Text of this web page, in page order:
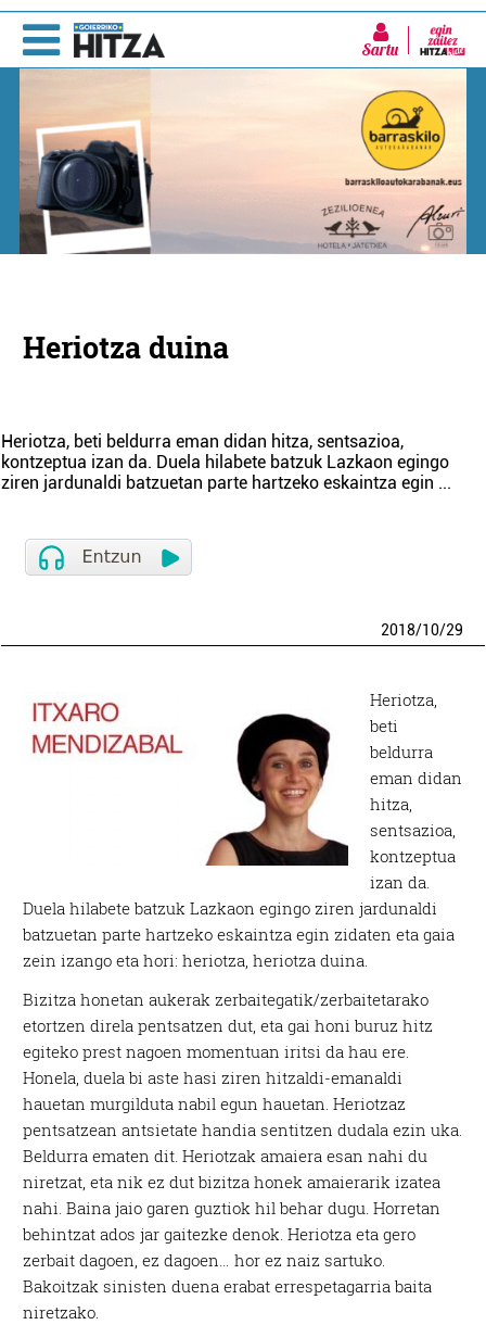
Sartu
Heriotza duina
Heriotza, beti beldurra eman didan hitza, sentsazioa,
kontzeptua izan da. Duela hilabete batzuk Lazkaon egingo
ziren jardunaldi batzuetan parte hartzeko eskaintza egin ...
2018/10/29
Heriotza,
beti
beldurra
eman didan
hitza,
sentsazioa,
kontzeptua
izan da.
Duela hilabete batzuk Lazkaon egingo ziren jardunaldi
batzuetan parte hartzeko eskaintza egin zidaten eta gaia
zein izango eta hori: heriotza, heriotza duina.
Bizitza honetan aukerak zerbaitegatik/zerbaitetarako
etortzen direla pentsatzen dut, eta gai honi buruz hitz
egiteko prest nagoen momentuan iritsi da hau ere.
Honela, duela bi aste hasi ziren hitzaldi-emanaldi
hauetan murgilduta nabil egun hauetan. Heriotzaz
pentsatzean antsietate handia sentitzen dudala ezin uka.
Beldurra ematen dit. Heriotzak amaiera esan nahi du
niretzat, eta nik ez dut bizitza honek amaierarik izatea
nahi. Baina jaio garen guztiok hil behar dugu. Horretan
behintzat ados jar gaitezke denok. Heriotza eta gero
zerbait dagoen, ez dagoen… hor ez naiz sartuko.
Bakoitzak sinisten duena erabat errespetagarria baita
niretzako.